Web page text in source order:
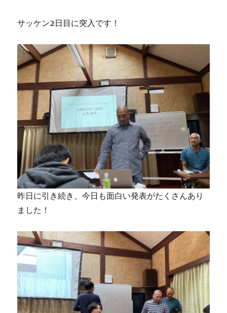
サッケン2日目に突入です！
昨日に引き続き、今日も面白い発表がたくさんあり
ました！